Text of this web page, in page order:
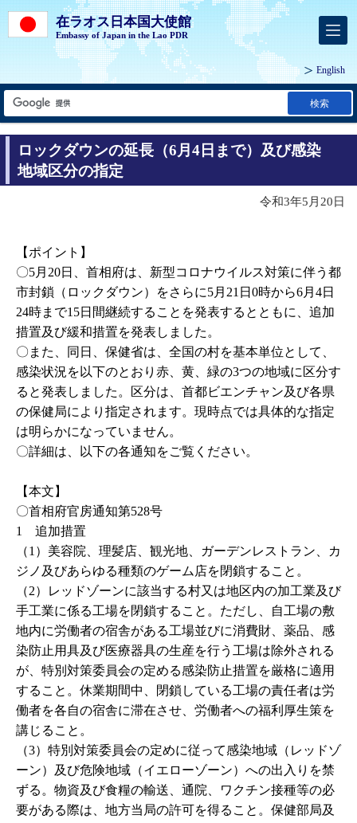
在ラオス日本国大使館
Embassy of Japan in the Lao PDR
English
検索
ロックダウンの延長（6月4日まで）及び感染
地域区分の指定
令和3年5月20日
【ポイント】
〇5月 20日、首相府は、新型コロナウイルス対策に伴う都
市封鎖（ロックダウン）をさらに5月 21 日 0時から6月 4日
24時まで15日間継続することを発表するとともに、追加
措置及び緩和措置を発表しました。
〇また、同日、保健省は、全国の村を基本単位として、
感染状況を以下のとおり赤、黄、緑の3つの地域に区分す
ると発表しました。区分は、首都ビエンチャン及び各県
の保健局により指定されます。現時点では具体的な指定
は明らかになっていません。
〇詳細は、以下の各通知をご覧ください。
【本文】
〇首相府官房通知第528号
1 追加措置
（1）美容院、理髪店、観光地、ガーデンレストラン、カ
ジノ及びあらゆる種類のゲーム店を閉鎖すること。
（2）レッドゾーンに該当する村又は地区内の加工業及び
手工業に係る工場を閉鎖すること。ただし、自工場の敷
地内に労働者の宿舎がある工場並びに消費財、薬品、感
染防止用具及び医療器具の生産を行う工場は除外される
が、特別対策委員会の定める感染防止措置を厳格に適用
すること。休業期間中、閉鎖している工場の責任者は労
働者を各自の宿舎に滞在させ、労働者への福利厚生策を
講じること。
（3）特別対策委員会の定めに従って感染地域（レッドゾ
ーン）及び危険地域（イエローゾーン）への出入りを禁
ずる。物資及び食糧の輸送、通院、ワクチン接種等の必
要がある際は、地方当局の許可を得ること。保健部局及